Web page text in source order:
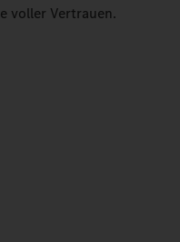
voller Vertrauen.